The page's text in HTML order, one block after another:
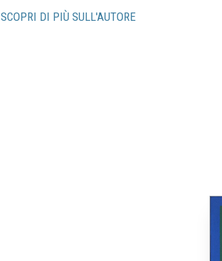
SCOPRI DI PIÙ SULL'AUTORE